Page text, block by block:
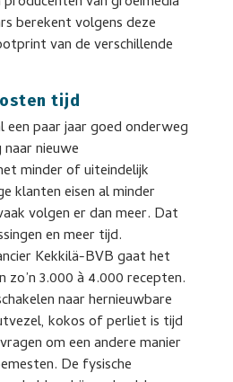
berekent volgens deze
van de verschillende
tijd
een paar jaar goed onderweg
nieuwe
minder of uiteindelijk
klanten eisen al minder
volgen er dan meer. Dat
en meer tijd.
Kekkilä-BVB gaat het
zo’n 3.000 à 4.000 recepten.
naar hernieuwbare
kokos of perliet is tijd
om een andere manier
De fysische